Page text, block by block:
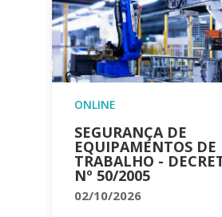
ONLINE
SEGURANÇA DE
EQUIPAMENTOS DE
TRABALHO -
Nº 50/2005
02/10/2026